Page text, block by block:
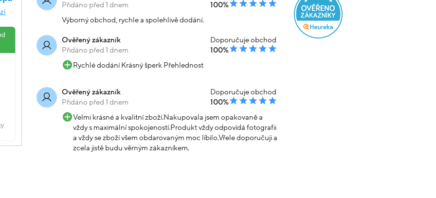
Přidáno před 1 dnem
100%
Výborný obchod, rychle a spolehlivě dodání.
Ověřený zákazník
Přidáno před 1 dnem
Doporučuje obchod
100%
Rychlé dodání Krásný šperk Přehlednost
Ověřený zákazník
Přidáno před 1 dnem
Doporučuje obchod
100%
Velmi krásné a kvalitní zboží.Nakupovala jsem opakovaně a
vždy s maximální spokojeností.Produkt vždy odpovídá fotografii
a vždy se zboží všem obdarovaným moc líbilo.Vřele doporučuji a
zcela jistě budu věrným zákazníkem.